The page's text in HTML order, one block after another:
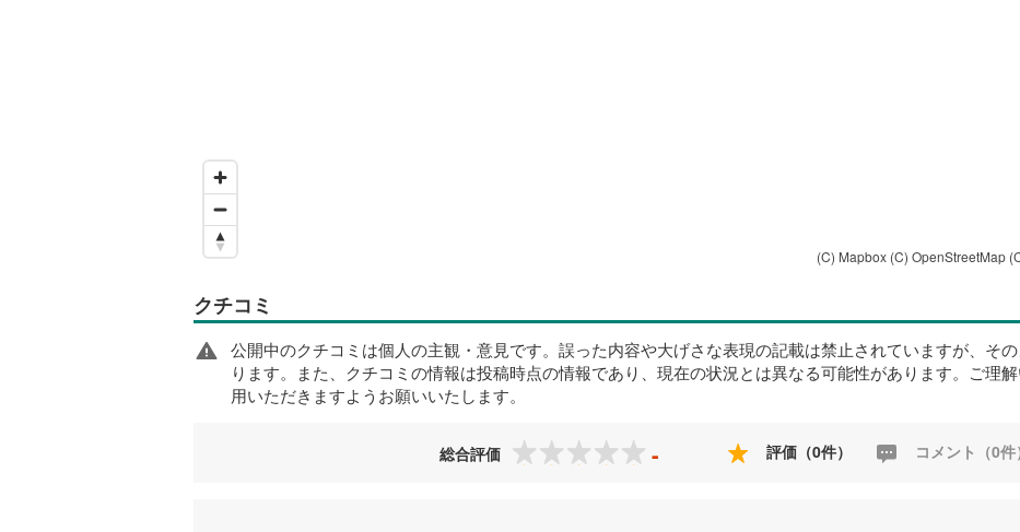
(C) Mapbox (C) OpenStreetMap
クチコミ
公開中のクチコミは個人の主観・意見です。誤った内容や大げさな表現の記載は禁止されていますが、そ
ります。また、クチコミの情報は投稿時点の情報であり、現在の状況とは異なる可能性があります。ご理
用いただきますようお願いいたします。
総合評価 - 評価（0件） コメント（0件